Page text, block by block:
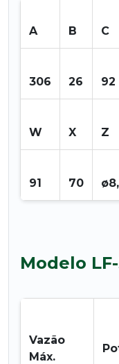
A B C
306 26 92
W X Z
91 70
Modelo
Vazão
Máx.